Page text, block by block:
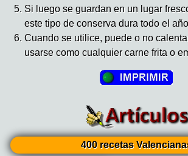
Si luego se guardan en un lugar
este tipo de conserva dura todo el
Cuando se utilice, puede o no
usarse como cualquier carne frita o
400 recetas